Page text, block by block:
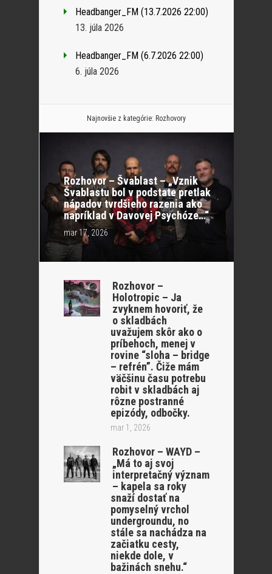
Headbanger_FM (13.7.2026 22:00)
13. júla 2026
Headbanger_FM (6.7.2026 22:00)
6. júla 2026
Najnovšie z kategórie: Rozhovory
Rozhovor – Švablast – „Vznik
Švablastu bol v podstate pretlak
nápadov tvrdšieho razenia ako
napríklad v Davovej Psychóze…“
mar 17, 2026
Rozhovor –
Holotropic – Ja
zvyknem hovoriť, že
o skladbách
uvažujem skôr ako o
príbehoch, menej v
rovine “sloha – bridge
– refrén”. Čiže mám
väčšinu času potrebu
robit v skladbách aj
rôzne postranné
epizódy, odbočky.
mar 1, 2026
Rozhovor – WAYD –
„Má to aj svoj
interpretačný význam
– kapela sa roky
snaží dostať na
pomyselný vrchol
undergroundu, no
stále sa nachádza na
začiatku cesty,
niekde dole, v
bažinách snehu.“